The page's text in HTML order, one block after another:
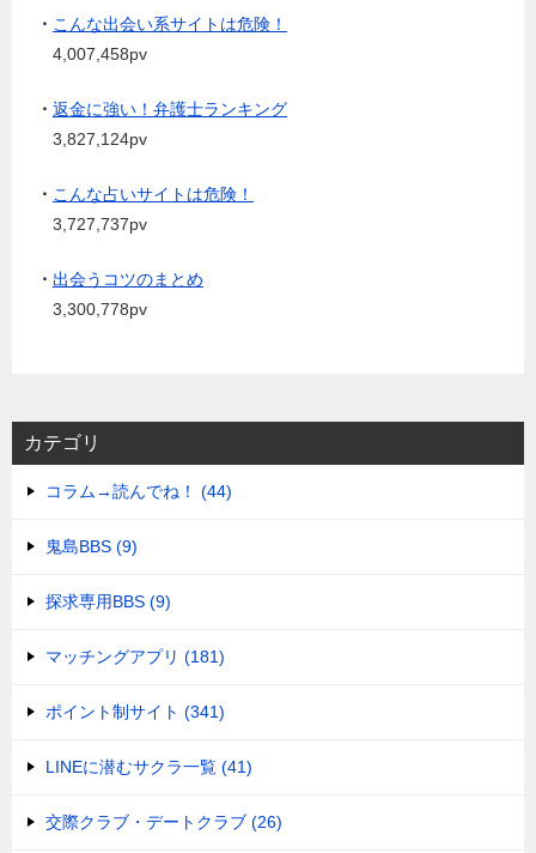
・ こんな出会い系サイトは危険！
4,007,458pv
・ 返金に強い！弁護士ランキング
3,827,124pv
・ こんな占いサイトは危険！
3,727,737pv
・ 出会うコツのまとめ
3,300,778pv
カテゴリ
コラム→読んでね！ (44)
鬼島BBS (9)
探求専用BBS (9)
マッチングアプリ (181)
ポイント制サイト (341)
LINEに潜むサクラ一覧 (41)
交際クラブ・デートクラブ (26)